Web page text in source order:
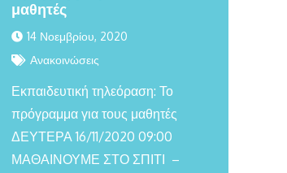
μαθητές
14 Νοεμβρίου, 2020
Ανακοινώσεις
Εκπαιδευτική τηλεόραση: Το
πρόγραμμα για τους μαθητές
ΔΕΥΤΕΡΑ 16/11/2020 09:00
ΜΑΘΑΙΝΟΥΜΕ ΣΤΟ ΣΠΙΤΙ –